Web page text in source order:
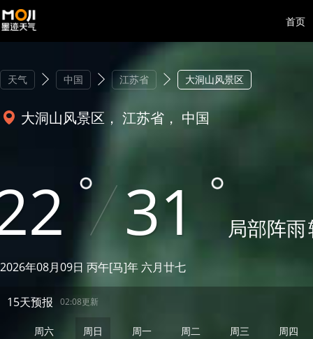
首页
天气 中国 江苏省 大洞山风景区
大洞山风景区， 江苏省， 中国
31 局部阵雨
2026年08月09日 丙午[马]年 六月廿七
15天预报 02:08更新
周六 周日 周一
周二
周三
周四